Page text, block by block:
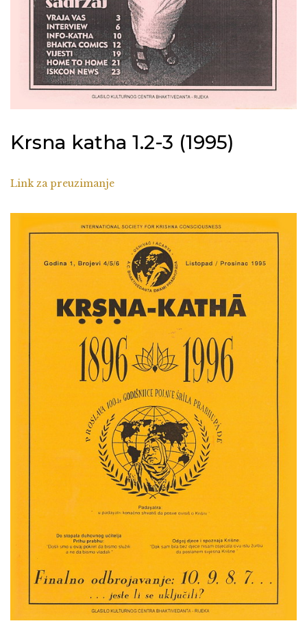
Krsna katha 1.2-3 (1995)
Link za preuzimanje